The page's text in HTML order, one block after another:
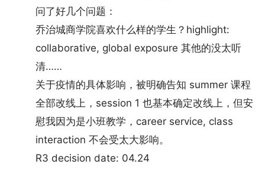
问了好几个问题：
乔治城商学院喜欢什么样的学生？highlight:
collaborative, global exposure 其他的没太听
清……
关于疫情的具体影响，被明确告知 summer 课程
全部改线上，session 1 也基本确定改线上，但安
慰我因为是小班教学，career service, class
interaction 不会受太大影响。
R3 decision date: 04.24